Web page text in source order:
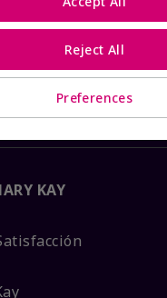
KAY
Preferences
Reject All